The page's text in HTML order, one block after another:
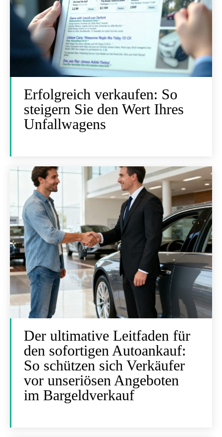
Erfolgreich verkaufen: So
steigern Sie den Wert Ihres
Unfallwagens
Der ultimative Leitfaden für
den sofortigen Autoankauf:
So schützen sich Verkäufer
vor unseriösen Angeboten
im Bargeldverkauf